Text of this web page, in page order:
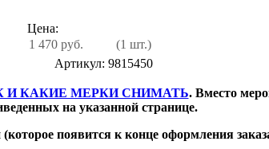
Цена:
1 470 руб.
(1 шт.)
Артикул: 9815450
И КАКИЕ МЕРКИ СНИМАТЬ. Вместо
на указанной странице.
(которое появится к конце оформления